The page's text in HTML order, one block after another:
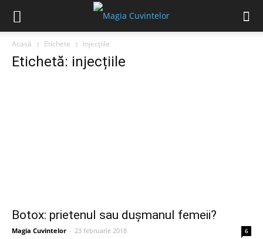
Acasă Etichete Injecțiile
Etichetă: injecțiile
Botox: prietenul sau dușmanul femeii?
Magia Cuvintelor - 23 februarie 2018 6